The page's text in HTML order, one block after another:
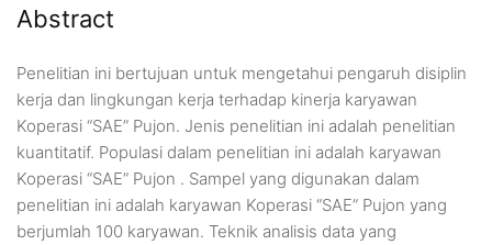
Abstract
Penelitian ini bertujuan untuk mengetahui pengaruh disiplin
kerja dan lingkungan kerja terhadap kinerja karyawan
Koperasi “SAE” Pujon. Jenis penelitian ini adalah penelitian
kuantitatif. Populasi dalam penelitian ini adalah karyawan
Koperasi “SAE” Pujon . Sampel yang digunakan dalam
penelitian ini adalah karyawan Koperasi “SAE” Pujon yang
berjumlah 100 karyawan. Teknik analisis data yang